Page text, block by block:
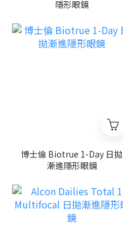
隱形眼鏡
博士倫 Biotrue 1-Day 日拋
漸進隱形眼鏡